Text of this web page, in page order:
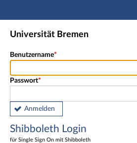
Hauptnavigation
Shibboleth Login
Universität Bremen
Benutzername
Passwort
Anmelden
Shibboleth Login
für Single Sign On mit Shibboleth